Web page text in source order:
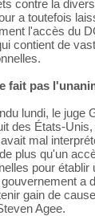
contre la
a toutefois
l'accès du
contient de
fait pas
lundi, le juge
des États-
mal
plus qu'un
pour établir
a
gain de
Agee.